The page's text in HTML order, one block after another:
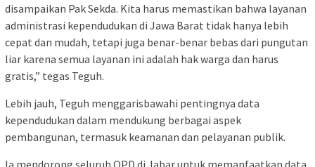
disampaikan Pak Sekda. Kita harus memastikan bahwa layanan
administrasi kependudukan di Jawa Barat tidak hanya lebih
cepat dan mudah, tetapi juga benar-benar bebas dari pungutan
liar karena semua layanan ini adalah hak warga dan harus
gratis,” tegas Teguh.
Lebih jauh, Teguh menggarisbawahi pentingnya data
kependudukan dalam mendukung berbagai aspek
pembangunan, termasuk keamanan dan pelayanan publik.
Ia mendorong seluruh OPD di Jabar untuk memanfaatkan data